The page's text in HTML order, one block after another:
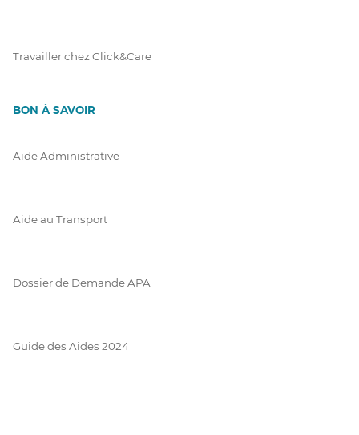
Travailler chez Click&Care
BON À SAVOIR
Aide Administrative
Aide au Transport
Dossier de Demande APA
Guide des Aides 2024